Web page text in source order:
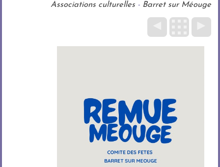
Associations culturelles- Barret sur Méouge